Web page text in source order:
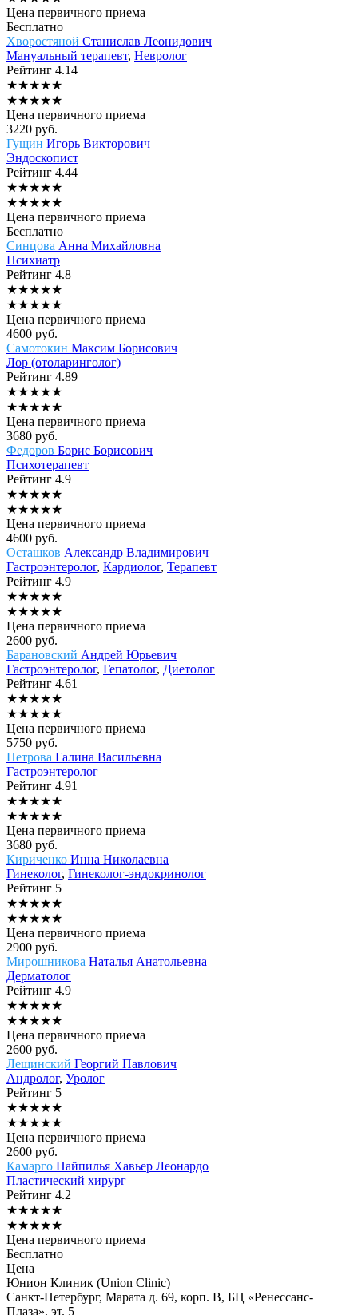
Цена первичного приема
Бесплатно
Хворостяной Станислав Леонидович
Мануальный терапевт, Невролог
Рейтинг 4.14
★★★★★
★★★★★
Цена первичного приема
3220 руб.
Гущин Игорь Викторович
Эндоскопист
Рейтинг 4.44
★★★★★
★★★★★
Цена первичного приема
Бесплатно
Синцова Анна Михайловна
Психиатр
Рейтинг 4.8
★★★★★
★★★★★
Цена первичного приема
4600 руб.
Самотокин Максим Борисович
Лор (отоларинголог)
Рейтинг 4.89
★★★★★
★★★★★
Цена первичного приема
3680 руб.
Федоров Борис Борисович
Психотерапевт
Рейтинг 4.9
★★★★★
★★★★★
Цена первичного приема
4600 руб.
Осташков Александр Владимирович
Гастроэнтеролог, Кардиолог, Терапевт
Рейтинг 4.9
★★★★★
★★★★★
Цена первичного приема
2600 руб.
Барановский Андрей Юрьевич
Гастроэнтеролог, Гепатолог, Диетолог
Рейтинг 4.61
★★★★★
★★★★★
Цена первичного приема
5750 руб.
Петрова Галина Васильевна
Гастроэнтеролог
Рейтинг 4.91
★★★★★
★★★★★
Цена первичного приема
3680 руб.
Кириченко Инна Николаевна
Гинеколог, Гинеколог-эндокринолог
Рейтинг 5
★★★★★
★★★★★
Цена первичного приема
2900 руб.
Мирошникова Наталья Анатольевна
Дерматолог
Рейтинг 4.9
★★★★★
★★★★★
Цена первичного приема
2600 руб.
Лещинский Георгий Павлович
Андролог, Уролог
Рейтинг 5
★★★★★
★★★★★
Цена первичного приема
2600 руб.
Камарго Пайпилья Хавьер Леонардо
Пластический хирург
Рейтинг 4.2
★★★★★
★★★★★
Цена первичного приема
Бесплатно
Цена
Юнион Клиник (Union Clinic)
Санкт-Петербург, Марата д. 69, корп. В, БЦ «Ренессанс-
Плаза», эт. 5